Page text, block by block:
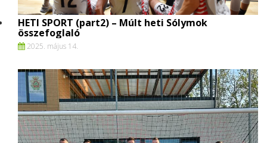
HETI SPORT (part2) – Múlt heti Sólymok
összefoglaló
2025. május 14.